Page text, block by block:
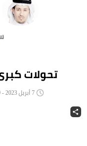
تحولات